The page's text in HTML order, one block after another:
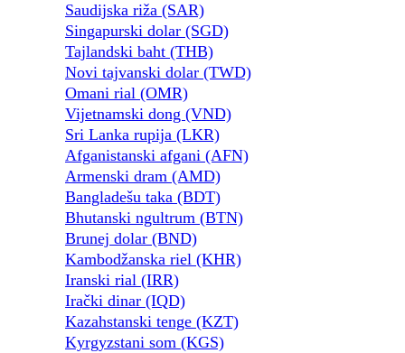
Saudijska riža (SAR)
Singapurski dolar (SGD)
Tajlandski baht (THB)
Novi tajvanski dolar (TWD)
Omani rial (OMR)
Vijetnamski dong (VND)
Sri Lanka rupija (LKR)
Afganistanski afgani (AFN)
Armenski dram (AMD)
Bangladešu taka (BDT)
Bhutanski ngultrum (BTN)
Brunej dolar (BND)
Kambodžanska riel (KHR)
Iranski rial (IRR)
Irački dinar (IQD)
Kazahstanski tenge (KZT)
Kyrgyzstani som (KGS)